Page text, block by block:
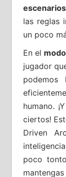
escenarios
las reglas
un poco
En el
jugador
humano.
ciertos!
Driven
poco